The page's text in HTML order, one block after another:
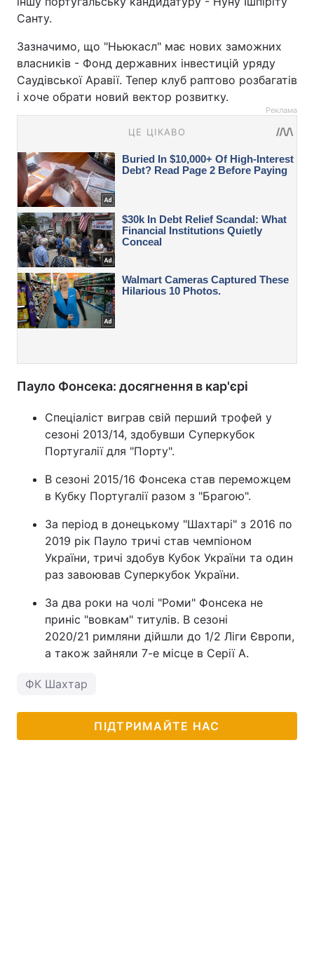
Санту.
Зазначимо, що "Ньюкасл" має нових заможних
власників - Фонд державних інвестицій уряду
Саудівської Аравії. Тепер клуб раптово розбагатів
і хоче обрати новий вектор розвитку.
Реклама
Пауло Фонсека: досягнення в кар'єрі
Спеціаліст виграв свій перший трофей у
сезоні 2013/14, здобувши Суперкубок
Португалії для "Порту".
В сезоні 2015/16 Фонсека став переможцем
в Кубку Португалії разом з "Брагою".
За період в донецькому "Шахтарі" з 2016 по
2019 рік Пауло тричі став чемпіоном
України, тричі здобув Кубок України та один
раз завоював Суперкубок України.
За два роки на чолі "Роми" Фонсека не
приніс "вовкам" титулів. В сезоні
2020/21 римляни дійшли до 1/2 Ліги Європи,
а також зайняли 7-е місце в Серії А.
ФК Шахтар
ПІДТРИМАЙТЕ НАС